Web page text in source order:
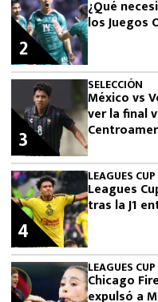
¿Qué
los Juegos
2
SELECCIÓN
México vs
ver la final
3
LEAGUES CUP
Leagues
tras la J1
4
LEAGUES CUP
Chicago
expulsó a